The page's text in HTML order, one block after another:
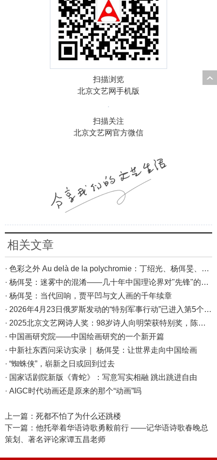
扫描浏览
北京文艺网手机版
扫描关注
北京文艺网官方微信
相关文章
· 色彩之外 Au delà de la polychromie：丁绍光、杨佴旻、Alain Cardenas·Castro巴黎展
· 杨佴旻：迷雾中的混淆——几十年中国理论界对"先锋"的误读，对创作的误导
· 杨佴旻：当代回响，贾平凹与文人画的千年续章
· 2026年4月23日俄罗斯发动的“特别军事行动”已进入第5个年头，俄乌局势最新综述
· 2025北京文艺网诗人奖：98岁诗人向明荣获特别奖，陈东东荣获诗人奖，茱萸荣获年度诗人奖！
· 中国画研究院——中国绘画研究的一个新开篇
· 中新社东西问采访实录｜ 杨佴旻：让世界走向中国绘画
· “蜘蛛侠”，崭新之日或回到过去
· 国家话剧院新版《青蛇》：写意写实相融 跳出跳进自由
· AIGC时代动画还是原来的那个“动画”吗
上一篇： 死都不怕了为什么还跳楼
下一篇： 他托举着华语诗歌勇毅前行 ——记华语诗歌春晚总
策划、著名评论家谭五昌老师